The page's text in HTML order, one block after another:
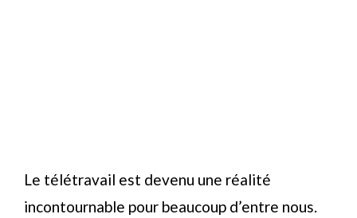
Le télétravail est devenu une réalité
incontournable pour beaucoup d’entre nous.